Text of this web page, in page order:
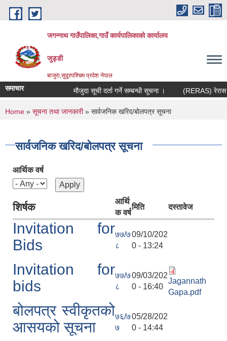
Skip to main content
जगन्नाथ गाउँपालिका,गाउँ कार्यपालिकाको कार्यालय
जुड्डी
बाजुरा,सुदूरपश्चिम प्रदेश नेपाल
समाचार मौजुदा सूची दर्ता गर्ने सम्बन्धी सूचना । (RERAS) रेरास
You are here
Home » सूचना तथा जानकारी» सार्वजनिक खरिद/बोलपत्र सूचना
सार्वजनिक खरिद/बोलपत्र सूचना
आर्थिक वर्ष
शिर्षक
आर्थि
क वर्ष
मिति दस्तावेज
Invitation for
Bids
७७/७
८
09/10/202
0 - 13:24
Invitation for
bids
७७/७
८
09/03/202
0 - 16:40
Jagannath
Gapa.pdf
बोलपत्र स्वीकृतको
आसयको सूचना
७६/७
७
05/28/202
0 - 14:44